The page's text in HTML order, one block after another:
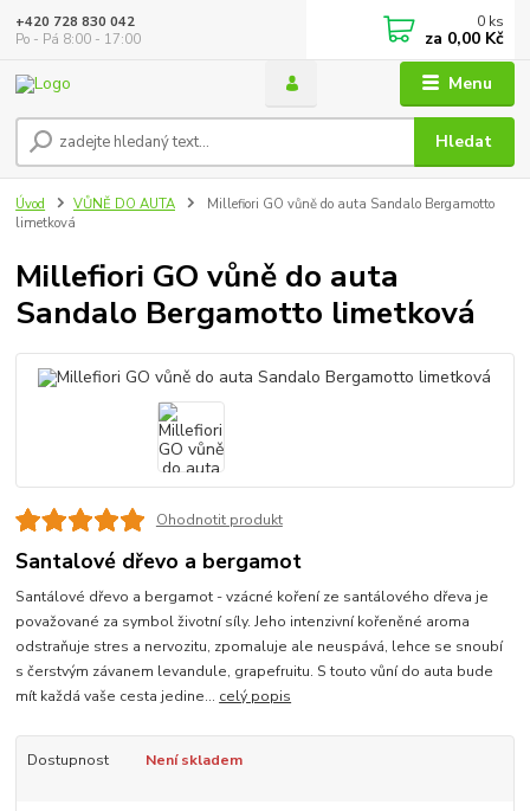
Menu
Hledat
+420 728 830 042
Po - Pá 8:00 - 17:00
0 ks
za 0,00 Kč
Úvod VŮNĚ DO AUTA
Millefiori GO vůně do auta Sandalo Bergamotto
limetková
Millefiori GO vůně do auta
Sandalo Bergamotto limetková
Ohodnotit produkt
Santalové dřevo a bergamot
Santálové dřevo a bergamot - vzácné koření ze santálového dřeva je
považované za symbol životní síly. Jeho intenzivní kořeněné aroma
odstraňuje stres a nervozitu, zpomaluje ale neuspává, lehce se snoubí
s čerstvým závanem levandule, grapefruitu. S touto vůní do auta bude
mít každá vaše cesta jedine... celý popis
Dostupnost Není skladem